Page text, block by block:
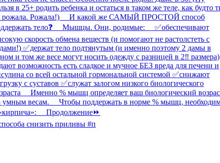
снизить приливы #п